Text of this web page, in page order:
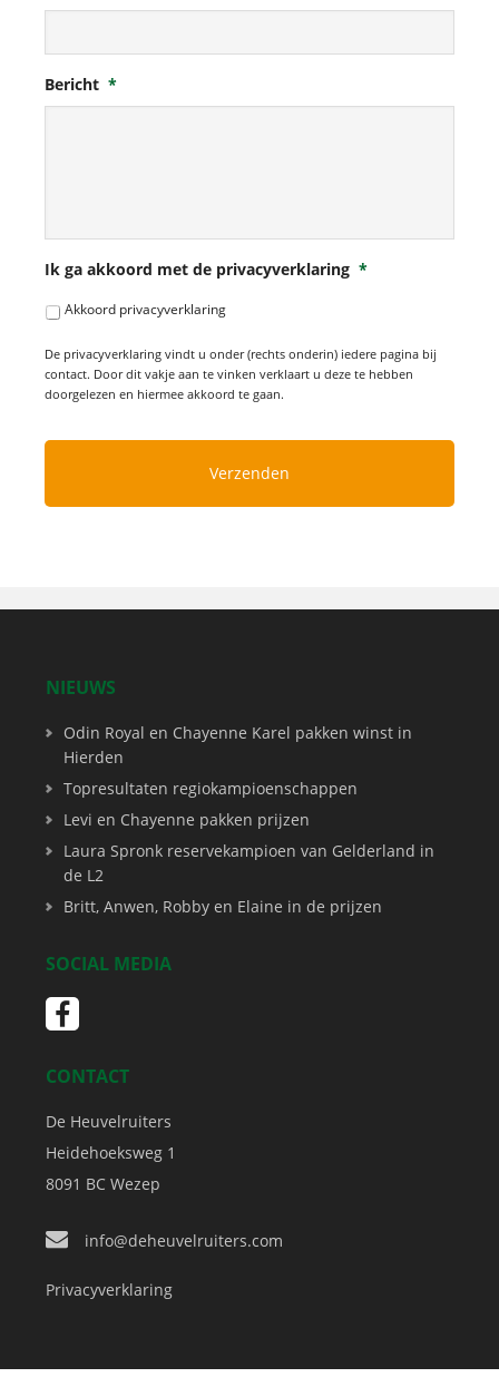
Bericht *
Ik ga akkoord met de privacyverklaring *
Akkoord privacyverklaring
De privacyverklaring vindt u onder (rechts onderin) iedere pagina bij
contact. Door dit vakje aan te vinken verklaart u deze te hebben
doorgelezen en hiermee akkoord te gaan.
NIEUWS
Odin Royal en Chayenne Karel pakken winst in
Hierden
Topresultaten regiokampioenschappen
Levi en Chayenne pakken prijzen
Laura Spronk reservekampioen van Gelderland in
de L2
Britt, Anwen, Robby en Elaine in de prijzen
SOCIAL MEDIA
CONTACT
De Heuvelruiters
Heidehoeksweg 1
8091 BC Wezep
info@deheuvelruiters.com
Privacyverklaring